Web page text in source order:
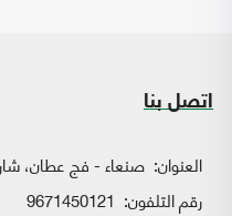
اتصل بنا
العنوان: صنعاء - فج عطان،
رقم التلفون: 9671450121